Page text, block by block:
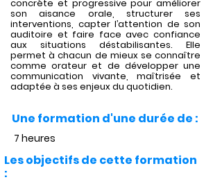
concrète et progressive pour améliorer
son aisance orale, structurer ses
interventions, capter l’attention de son
auditoire et faire face avec confiance
aux situations déstabilisantes. Elle
permet à chacun de mieux se connaître
comme orateur et de développer une
communication vivante, maîtrisée et
adaptée à ses enjeux du quotidien.
Une formation d'une durée de :
7 heures
Les objectifs de cette formation
: